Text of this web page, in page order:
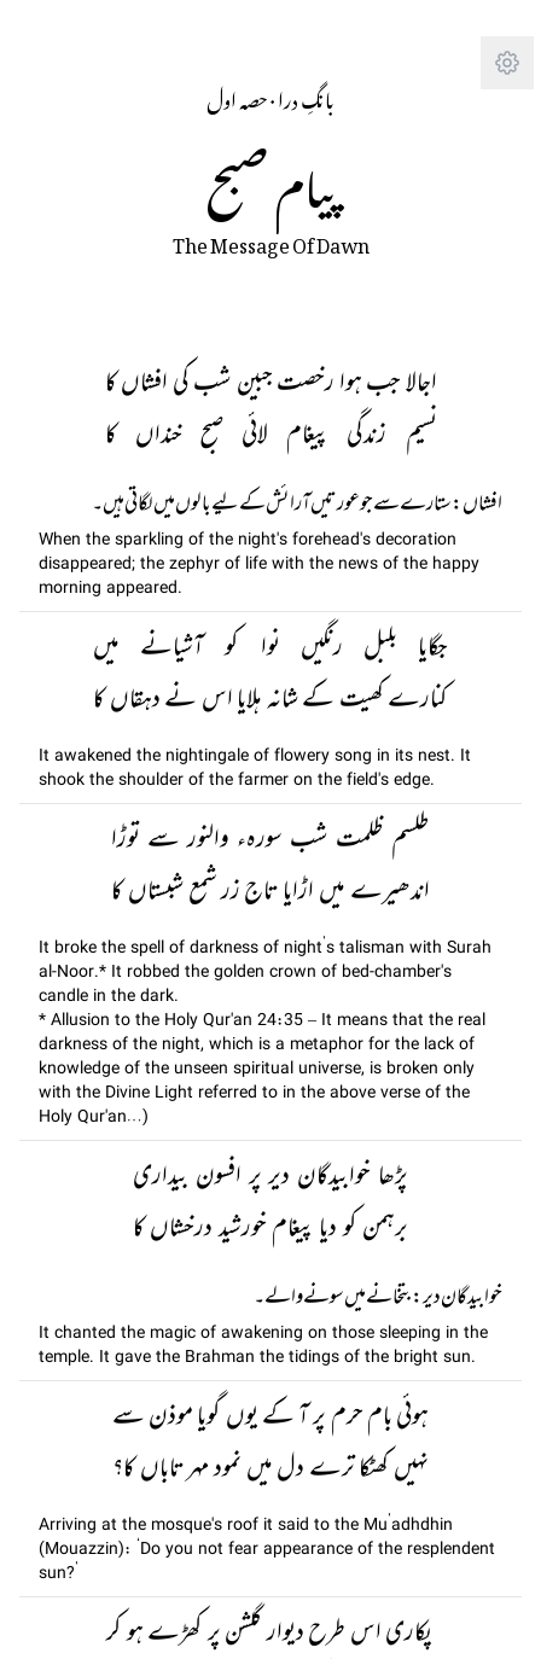
بانگِ درا· حصہ اول
پیام صبح
The Message Of Dawn
اجالا جب ہوا رخصت جبین شب کی افشاں کا
نسیم زندگی پیغام لائی صبح خنداں کا
افشاں: ستارے سے جو عورتیں آرائش کے لیے بالوں میں لگاتی ہیں۔
When the sparkling of the night's forehead's decoration
disappeared; the zephyr of life with the news of the happy
morning appeared.
جگایا بلبل رنگیں نوا کو آشیانے میں
کنارے کھیت کے شانہ ہلایا اس نے دہقاں کا
It awakened the nightingale of flowery song in its nest. It
shook the shoulder of the farmer on the field's edge.
طلسم ظلمت شب سورہء والنور سے توڑا
اندھیرے میں اڑایا تاج زر شمع شبستاں کا
It broke the spell of darkness of night’s talisman with Surah
al-Noor.* It robbed the golden crown of bed-chamber's
candle in the dark.
* Allusion to the Holy Qur'an 24:35 – It means that the real
darkness of the night, which is a metaphor for the lack of
knowledge of the unseen spiritual universe, is broken only
with the Divine Light referred to in the above verse of the
Holy Qur'an…)
پڑھا خوابیدگان دیر پر افسون بیداری
برہمن کو دیا پیغام خورشید درخشاں کا
خوابیدگان دیر: بتخانے میں سونے والے۔
It chanted the magic of awakening on those sleeping in the
temple. It gave the Brahman the tidings of the bright sun.
ہوئی بام حرم پر آ کے یوں گویا موذن سے
نہیں کھٹکا ترے دل میں نمود مہر تاباں کا؟
Arriving at the mosque's roof it said to the Mu’adhdhin
(Mouazzin): ‘Do you not fear appearance of the resplendent
sun?’
پکاری اس طرح دیوار گلشن پر کھڑے ہو کر